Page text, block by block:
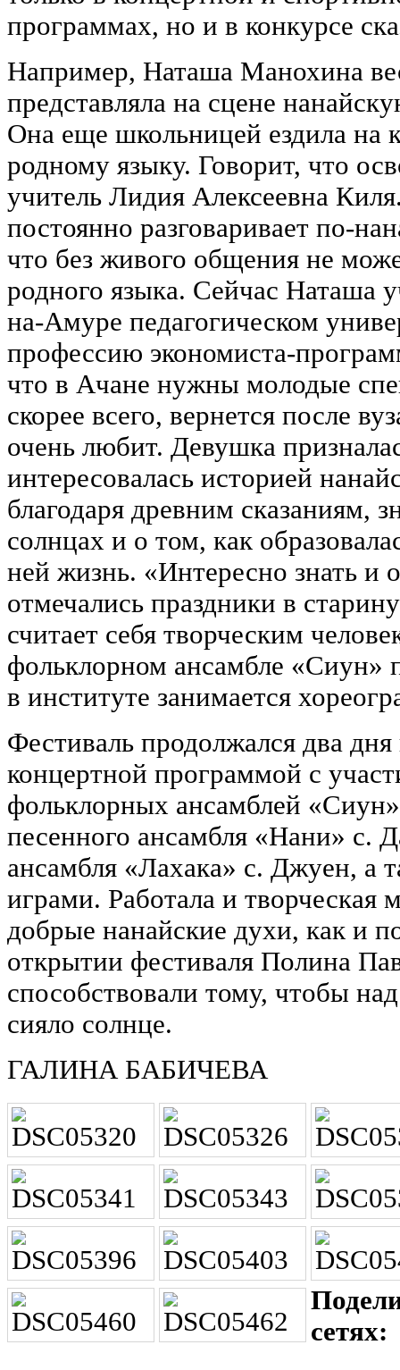
программах, но и в конкурсе
Например, Наташа Манохина
представляла на сцене
Она еще школьницей ездила на
родному языку. Говорит, что
учитель Лидия Алексеевна
постоянно разговаривает по-
что без живого общения не
родного языка. Сейчас Наташа
на-Амуре педагогическом
профессию экономиста-
что в Ачане нужны молодые
скорее всего, вернется после
очень любит. Девушка
интересовалась историей
благодаря древним сказаниям,
солнцах и о том, как
ней жизнь. «Интересно знать и
отмечались праздники в
считает себя творческим
фольклорном ансамбле «Сиун»
в институте занимается
Фестиваль продолжался два
концертной программой с
фольклорных ансамблей
песенного ансамбля «Нани» с.
ансамбля «Лахака» с. Джуен, а
играми. Работала и творческая
добрые нанайские духи, как и
открытии фестиваля Полина
способствовали тому, чтобы
сияло солнце.
ГАЛИНА БАБИЧЕВА
сетях: